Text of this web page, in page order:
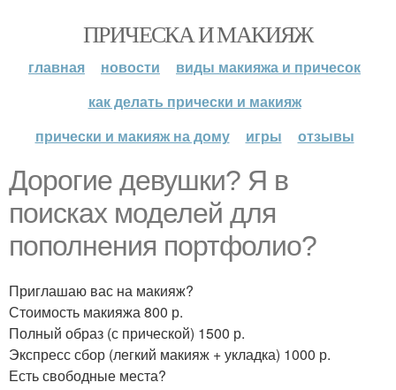
ПРИЧЕСКА И МАКИЯЖ
главная новости
виды макияжа и причесок
как делать прически и макияж
прически и макияж на дому
игры отзывы
Дорогие девушки? Я в
поисках моделей для
пополнения портфолио?
Приглашаю вас на макияж?
Стоимость макияжа 800 р.
Полный образ (с прической) 1500 р.
Экспресс сбор (легкий макияж + укладка) 1000 р.
Есть свободные места?